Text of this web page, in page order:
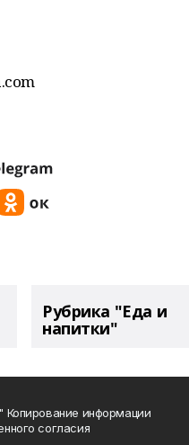
Рубрика "Еда и
напитки"
информации
согласия